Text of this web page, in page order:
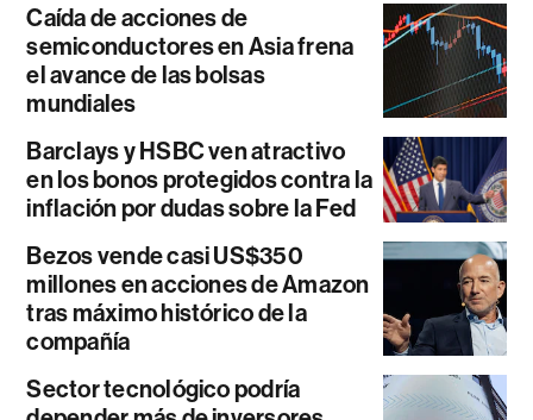
Caída de acciones de
semiconductores en Asia frena
el avance de las bolsas
mundiales
Barclays y HSBC ven atractivo
en los bonos protegidos contra la
inflación por dudas sobre la Fed
Bezos vende casi US$350
millones en acciones de Amazon
tras máximo histórico de la
compañía
Sector tecnológico podría